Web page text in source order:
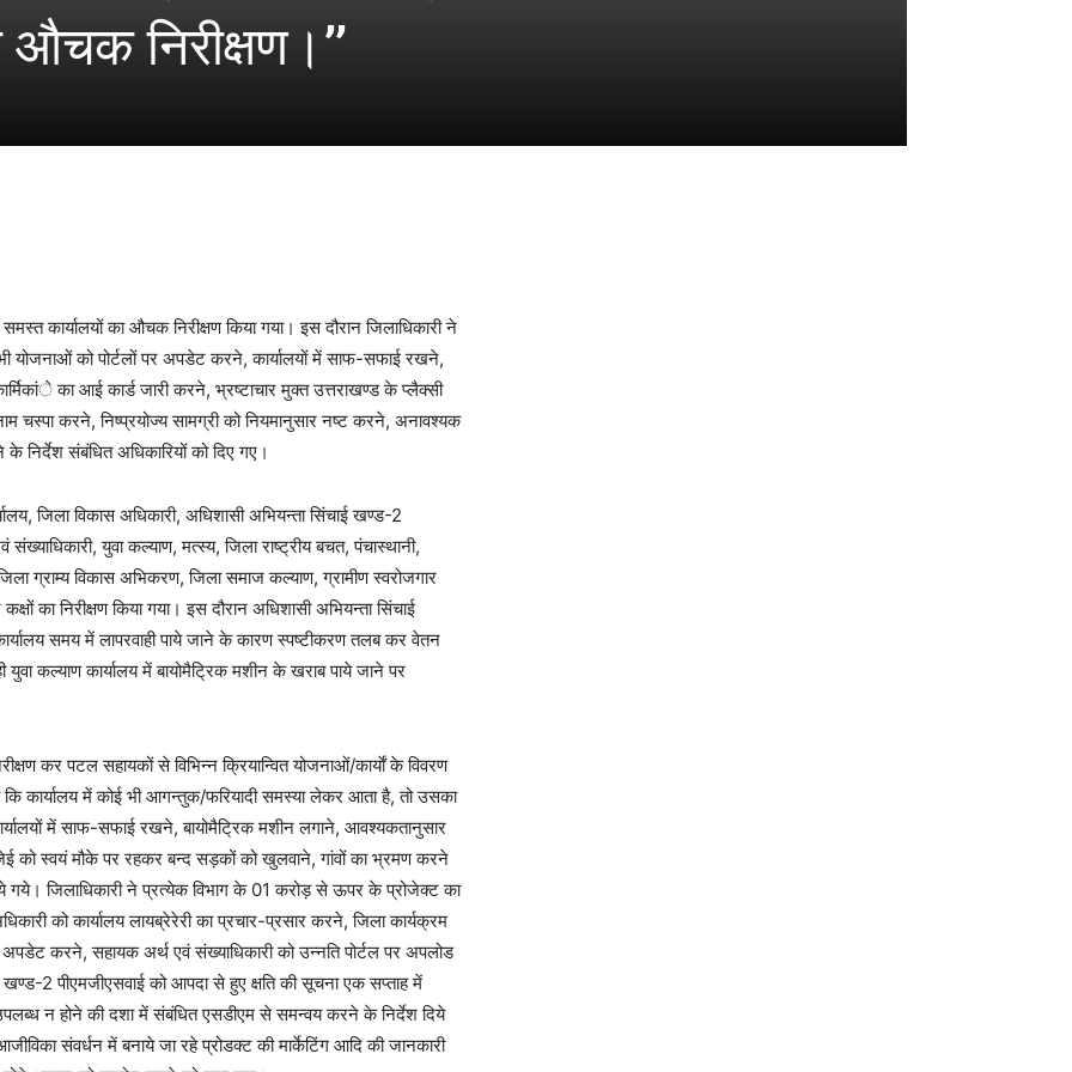
औचक निरीक्षण।’’
समस्त कार्यालयों का औचक निरीक्षण किया गया। इस दौरान जिलाधिकारी ने
को पोर्टलों पर अपडेट करने, कार्यालयों में साफ-सफाई रखने,
का आई कार्ड जारी करने, भ्रष्टाचार मुक्त उत्तराखण्ड के प्लैक्सी
चस्पा करने, निष्प्रयोज्य सामग्री को नियमानुसार नष्ट करने, अनावश्यक
निर्देश संबंधित अधिकारियों को दिए गए।
जिला विकास अधिकारी, अधिशासी अभियन्ता सिंचाई खण्ड-2
युवा कल्याण, मत्स्य, जिला राष्ट्रीय बचत, पंचास्थानी,
ग्राम्य विकास अभिकरण, जिला समाज कल्याण, ग्रामीण स्वरोजगार
का निरीक्षण किया गया। इस दौरान अधिशासी अभियन्ता सिंचाई
समय में लापरवाही पाये जाने के कारण स्पष्टीकरण तलब कर वेतन
कल्याण कार्यालय में बायोमैट्रिक मशीन के खराब पाये जाने पर
कर पटल सहायकों से विभिन्न क्रियान्वित योजनाओं/कार्याें के विवरण
कि कार्यालय में कोई भी आगन्तुक/फरियादी समस्या लेकर आता है, तो उसका
में साफ-सफाई रखने, बायोमैट्रिक मशीन लगाने, आवश्यकतानुसार
को स्वयं मौके पर रहकर बन्द सड़कों को खुलवाने, गांवों का भ्रमण करने
जिलाधिकारी ने प्रत्येक विभाग के 01 करोड़ से ऊपर के प्रोजेक्ट का
को कार्यालय लायब्रेरेरी का प्रचार-प्रसार करने, जिला कार्यक्रम
करने, सहायक अर्थ एवं संख्याधिकारी को उन्नति पोर्टल पर अपलोड
2 पीएमजीएसवाई को आपदा से हुए क्षति की सूचना एक सप्ताह में
न होने की दशा में संबंधित एसडीएम से समन्वय करने के निर्देश दिये
संवर्धन में बनाये जा रहे प्रोडक्ट की मार्केटिंग आदि की जानकारी